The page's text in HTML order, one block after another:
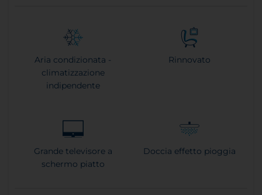
Aria condizionata -
climatizzazione
indipendente
Rinnovato
Grande televisore a
schermo piatto
Doccia effetto pioggia